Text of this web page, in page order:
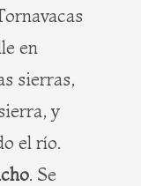
en
sierras,
y
el río.
. Se